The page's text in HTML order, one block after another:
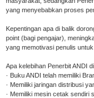
yang menyebabkan proses
Kepentingan apa di balik
point (bagi pengajar),
yang memotivasi penulis
Apa kelebihan Penerbit ANDI
· Buku ANDI telah memiliki
· Memiliki jaringan distribusi
· Memiliki mesin cetak sendiri